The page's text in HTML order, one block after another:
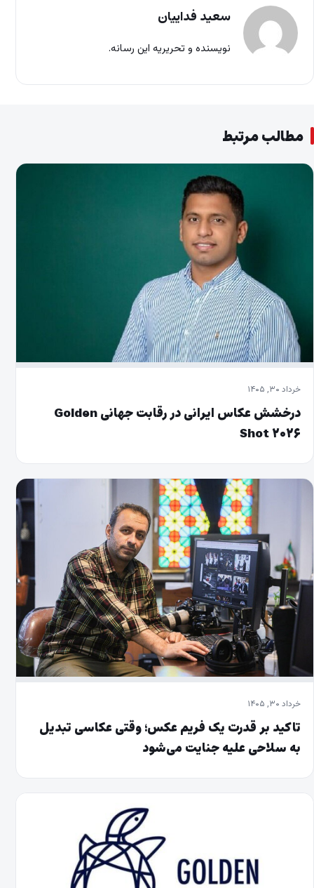
سعید فداییان
نویسنده و تحریریه این رسانه.
مطالب مرتبط
خرداد ۳۰, ۱۴۰۵
درخشش عکاس ایرانی در رقابت جهانی Golden
Shot ۲۰۲۶
خرداد ۳۰, ۱۴۰۵
تاکید بر قدرت یک فریم عکس؛ وقتی عکاسی تبدیل
به سلاحی علیه جنایت می‌شود